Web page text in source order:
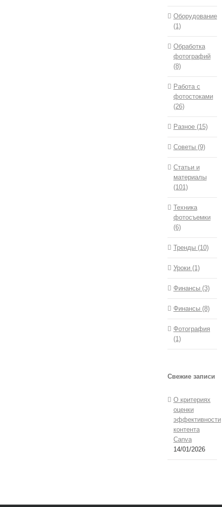
Оборудование
(1)
Обработка
фотографий
(8)
Работа с
фотостоками
(26)
Разное (15)
Советы (9)
Статьи и
материалы
(101)
Техника
фотосъемки
(6)
Тренды (10)
Уроки (1)
Финансы (3)
Финансы (8)
Фотография
(1)
Свежие записи
О критериях
оценки
эффективности
контента
Canva
14/01/2026